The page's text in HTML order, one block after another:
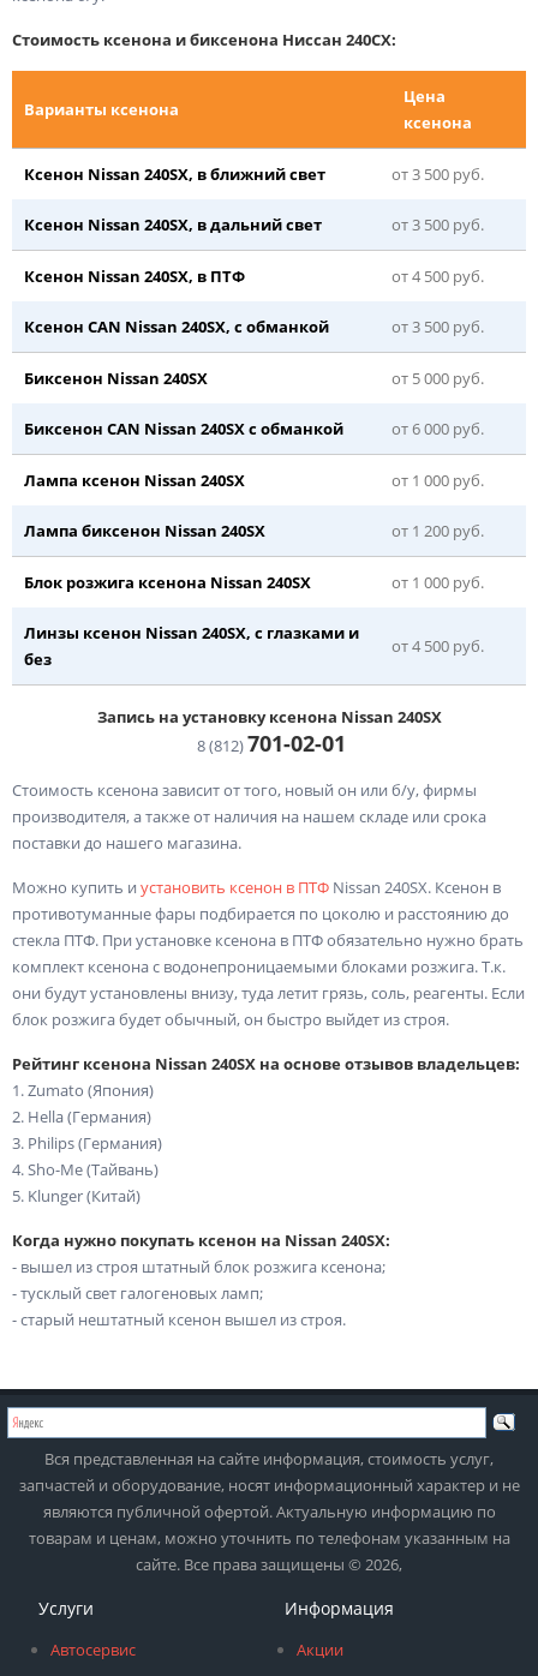
Стоимость ксенона и биксенона Ниссан 240СХ:
Варианты ксенона
Цена
ксенона
Ксенон Nissan 240SX, в ближний свет от 3 500 руб.
Ксенон Nissan 240SX, в дальний свет от 3 500 руб.
Ксенон Nissan 240SX, в ПТФ от 4 500 руб.
Ксенон CAN Nissan 240SX, с обманкой от 3 500 руб.
Биксенон Nissan 240SX от 5 000 руб.
Биксенон CAN Nissan 240SX с обманкой от 6 000 руб.
Лампа ксенон Nissan 240SX от 1 000 руб.
Лампа биксенон Nissan 240SX от 1 200 руб.
Блок розжига ксенона Nissan 240SX от 1 000 руб.
Линзы ксенон Nissan 240SX, с глазками и
без
от 4 500 руб.
Запись на установку ксенона Nissan 240SX
8 (812)701-02-01
Стоимость ксенона зависит от того, новый он или б/у, фирмы
производителя, а также от наличия на нашем складе или срока
поставки до нашего магазина.
Можно купить и установить ксенон в ПТФ Nissan 240SX. Ксенон в
противотуманные фары подбирается по цоколю и расстоянию до
стекла ПТФ. При установке ксенона в ПТФ обязательно нужно брать
комплект ксенона с водонепроницаемыми блоками розжига. Т.к.
они будут установлены внизу, туда летит грязь, соль, реагенты. Если
блок розжига будет обычный, он быстро выйдет из строя.
Рейтинг ксенона Nissan 240SX на основе отзывов владельцев:
1. Zumato (Япония)
2. Hella (Германия)
3. Philips (Германия)
4. Sho-Me (Тайвань)
5. Klunger (Китай)
Когда нужно покупать ксенон на Nissan 240SX:
- вышел из строя штатный блок розжига ксенона;
- тусклый свет галогеновых ламп;
- старый нештатный ксенон вышел из строя.
Вся представленная на сайте информация, стоимость услуг,
запчастей и оборудование, носят информационный характер и не
являются публичной офертой. Актуальную информацию по
товарам и ценам, можно уточнить по телефонам указанным на
сайте. Все права защищены © 2026,
Услуги
Автосервис
Информация
Акции